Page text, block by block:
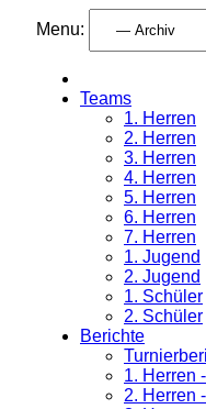
Menu:
Teams
1. Herren
2. Herren
3. Herren
4. Herren
5. Herren
6. Herren
7. Herren
1. Jugend
2. Jugend
1. Schüler
2. Schüler
Berichte
1. Herren
2. Herren